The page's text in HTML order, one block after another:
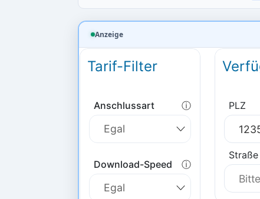
Anzeige